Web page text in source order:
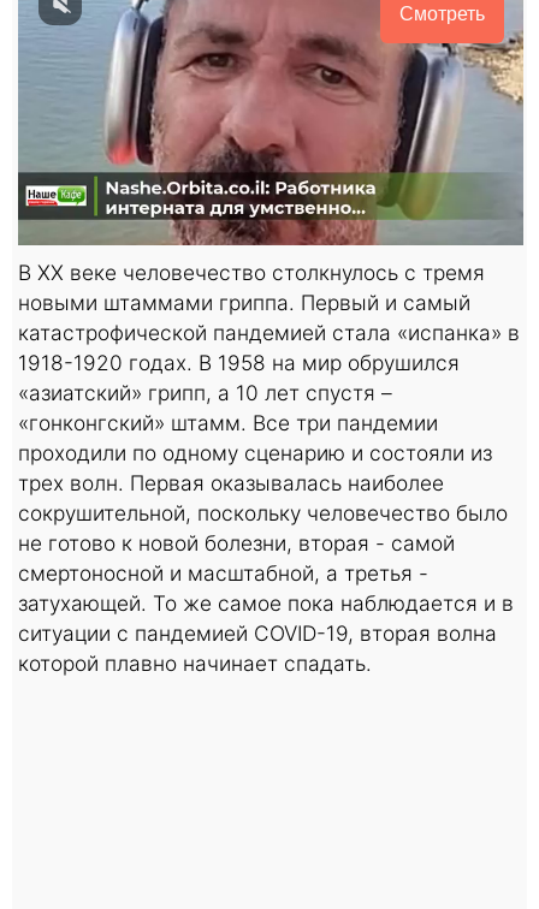
Смотреть
В ХХ веке человечество столкнулось с тремя
новыми штаммами гриппа. Первый и самый
катастрофической пандемией стала «испанка» в
1918-1920 годах. В 1958 на мир обрушился
«азиатский» грипп, а 10 лет спустя –
«гонконгский» штамм. Все три пандемии
проходили по одному сценарию и состояли из
трех волн. Первая оказывалась наиболее
сокрушительной, поскольку человечество было
не готово к новой болезни, вторая - самой
смертоносной и масштабной, а третья -
затухающей. То же самое пока наблюдается и в
ситуации с пандемией COVID-19, вторая волна
которой плавно начинает спадать.